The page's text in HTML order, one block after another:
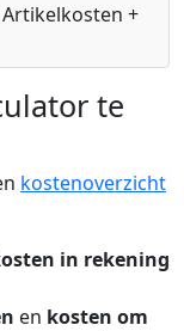
+
te
kostenoverzicht
in rekening
en kosten om